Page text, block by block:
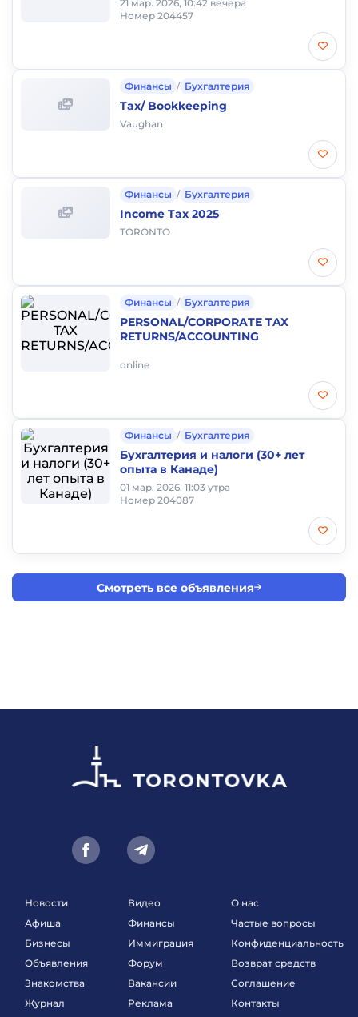
21 мар. 2026, 10:42 вечера
Номер 204457
Финансы / Бухгалтерия
Tax/ Bookkeeping
Vaughan
Финансы / Бухгалтерия
Income Tax 2025
TORONTO
Финансы / Бухгалтерия
PERSONAL/CORPORATE TAX
RETURNS/ACCOUNTING
online
Финансы / Бухгалтерия
Бухгалтерия и налоги (30+ лет
опыта в Канаде)
01 мар. 2026, 11:03 утра
Номер 204087
Смотреть все объявления
Новости
Афиша
Бизнесы
Объявления
Знакомства
Журнал
Видео
Финансы
Иммиграция
Форум
Вакансии
Реклама
О нас
Частые вопросы
Конфиденциальность
Возврат средств
Соглашение
Контакты